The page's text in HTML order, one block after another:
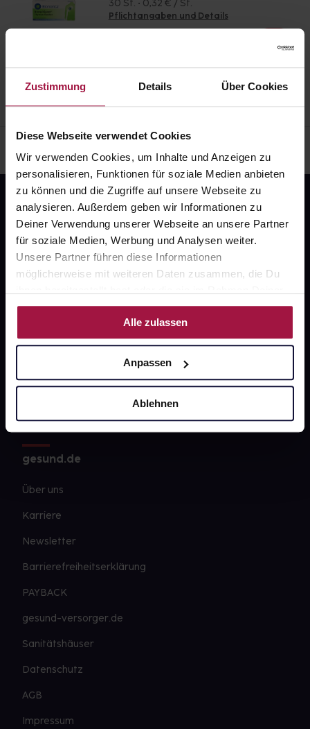
Zustimmung Details Über Cookies
Diese Webseite verwendet Cookies
Wir verwenden Cookies, um Inhalte und Anzeigen zu
personalisieren, Funktionen für soziale Medien anbieten
zu können und die Zugriffe auf unsere Webseite zu
analysieren. Außerdem geben wir Informationen zu
Deiner Verwendung unserer Webseite an unsere Partner
für soziale Medien, Werbung und Analysen weiter.
Unsere Partner führen diese Informationen
möglicherweise mit weiteren Daten zusammen, die Du
Nutzung der Dienste gesammelt haben.
Alle zulassen
Anpassen
Ablehnen
30 St. • 0,32 € / St.
Pflichtangaben und Details
gesund.de
Über uns
Karriere
Newsletter
Barrierefreiheitserklärung
PAYBACK
gesund-versorger.de
Sanitätshäuser
Datenschutz
AGB
Impressum